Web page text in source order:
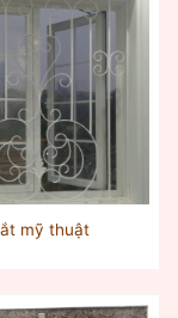
mỹ thuật